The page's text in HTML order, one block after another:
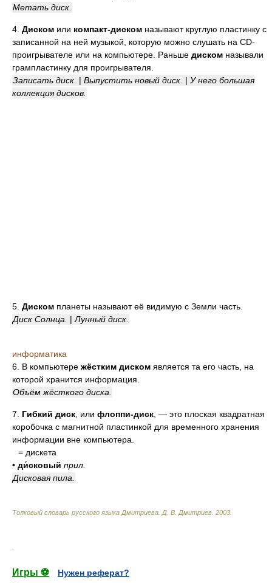
Метать диск.
4. Диском или компакт-диском называют круглую пластинку с
записанной на ней музыкой, которую можно слушать на CD-
проигрывателе или на компьютере. Раньше диском называли
грампластинку для проигрывателя.
Записать диск. | Выпустить новый диск. | У него большая
коллекция дисков.
5. Диском планеты называют её видимую с Земли часть.
Диск Солнца.
| Лунный диск.
информатика
6. В компьютере жёстким диском является та его часть, на
которой хранится информация.
Объём жёсткого диска.
7. Гибкий диск , или флоппи-диск , — это плоская квадратная
коробочка с магнитной пластинкой для временного хранения
информации вне компьютера.
= дискета
• ди́сковый прил.
Дисковая пила.
Толковый словарь русского языка Дмитриева Д. В. Дмитриев. 2003
Игры ⚽
Нужен реферат?